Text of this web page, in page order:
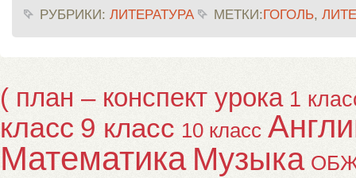
РУБРИКИ: ЛИТЕРАТУРА МЕТКИ:ГОГОЛЬ,
( план – конспект урока 1
класс 9 класс 10 класс
Математика Музыка